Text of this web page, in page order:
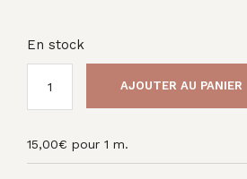
En stock
AJOUTER AU PANIER
15,00€ pour 1 m.